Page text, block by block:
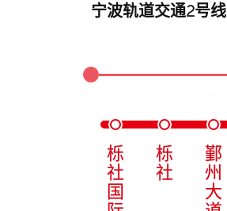
宁波轨道交通2号线
栎
社
国
栎
社
鄞
州
大